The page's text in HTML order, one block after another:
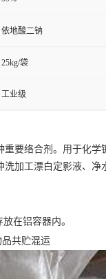
依地酸二钠
25kg/袋
工业级
要络合剂。用于化
加工漂白定影液、
在铝容器内。
共贮混运